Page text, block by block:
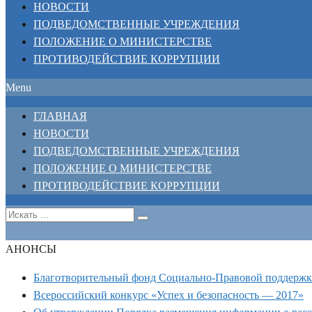
НОВОСТИ
ПОДВЕДОМСТВЕННЫЕ УЧРЕЖДЕНИЯ
ПОЛОЖЕНИЕ О МИНИСТЕРСТВЕ
ПРОТИВОДЕЙСТВИЕ КОРРУПЦИИ
Menu
ГЛАВНАЯ
НОВОСТИ
ПОДВЕДОМСТВЕННЫЕ УЧРЕЖДЕНИЯ
ПОЛОЖЕНИЕ О МИНИСТЕРСТВЕ
ПРОТИВОДЕЙСТВИЕ КОРРУПЦИИ
АНОНСЫ
Благотворительный фонд Социально-Правовой
Всероссийский конкурс «Успех и безопасность — 2017»